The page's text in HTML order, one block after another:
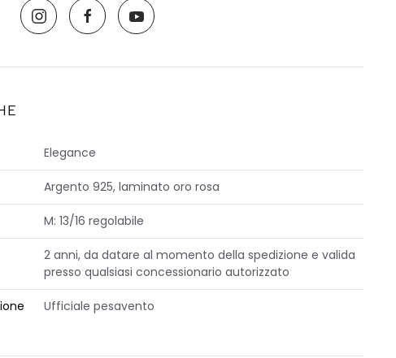
Elegance
Argento 925, laminato oro rosa
M: 13/16 regolabile
2 anni, da datare al momento della spedizione e valida
presso qualsiasi concessionario autorizzato
Ufficiale pesavento